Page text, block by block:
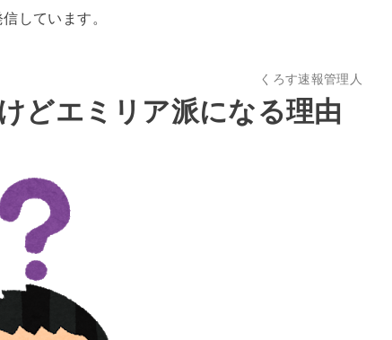
しています。
くろす速報管理人
どエミリア派になる理由